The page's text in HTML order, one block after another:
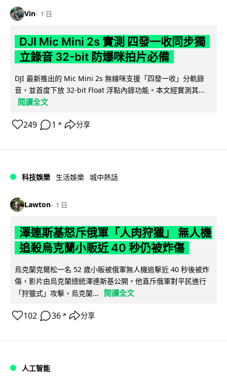
Vin 1 日
DJI Mic Mini 2s 實測 四發一收同步獨
立錄音 32-bit 防爆咪拍片必備
DJI 最新推出的 Mic Mini 2s 無線咪支援「四發一收」分軌錄
音，並首度下放 32-bit Float 浮點內錄功能。本文經實測其...
閱讀全文
249 1 ↗ 分享
科技娛樂 生活娛樂 城中熱話
Lawton 1 日
澤連斯基怒斥俄軍「人肉狩獵」 無人機
追殺烏克蘭小販近 40 秒仍被炸傷
烏克蘭克爾松一名 52 歲小販被俄軍無人機追擊近 40 秒後被炸
傷，影片由烏克蘭總統澤連斯基公開。他直斥俄軍對平民進行
「狩獵式」攻擊，烏克蘭...
閱讀全文
102 36 ↗ 分享
人工智能